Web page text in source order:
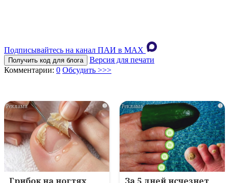
Подписывайтесь на канал ПАИ в MAХ
Получить код для блога
Версия для печати
Комментарии: 0 Обсудить >>>
i i